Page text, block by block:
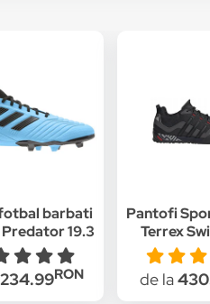
barbati
19.3
Albastru
234.99RON
Pantofi
Terrex
FX9323,
de la